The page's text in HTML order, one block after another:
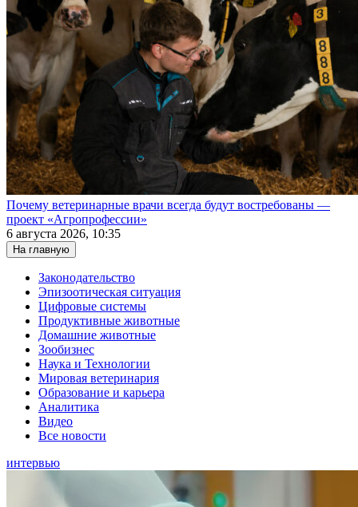
Почему ветеринарные врачи всегда будут востребованы —
проект «Агропрофессии»
6 августа 2026, 10:35
На главную
Законодательство
Эпизоотическая ситуация
Цифровые системы
Продуктивные животные
Домашние животные
Зообизнес
Наука и Технологии
Мировая ветеринария
Образование и карьера
Аналитика
Видео
Все новости
интервью